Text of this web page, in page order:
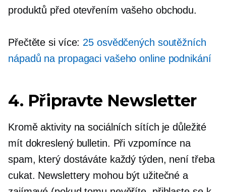
produktů před otevřením vašeho obchodu.
Přečtěte si více: 25 osvědčených soutěžních
nápadů na propagaci vašeho online podnikání
4. Připravte Newsletter
Kromě aktivity na sociálních sítích je důležité
mít dokreslenýbulletin. Při vzpomínce na
spam, který dostáváte každý týden, není třeba
cukat. Newslettery mohou být užitečné a